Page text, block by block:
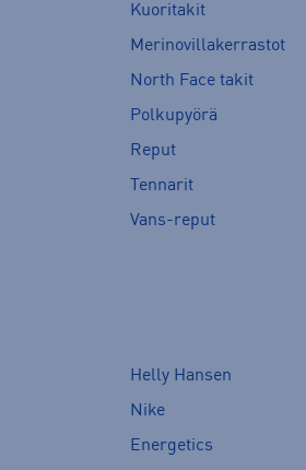
Kuoritakit
Merinovillakerrastot
North Face takit
Polkupyörä
Reput
Tennarit
Vans-reput
Helly Hansen
Nike
Energetics